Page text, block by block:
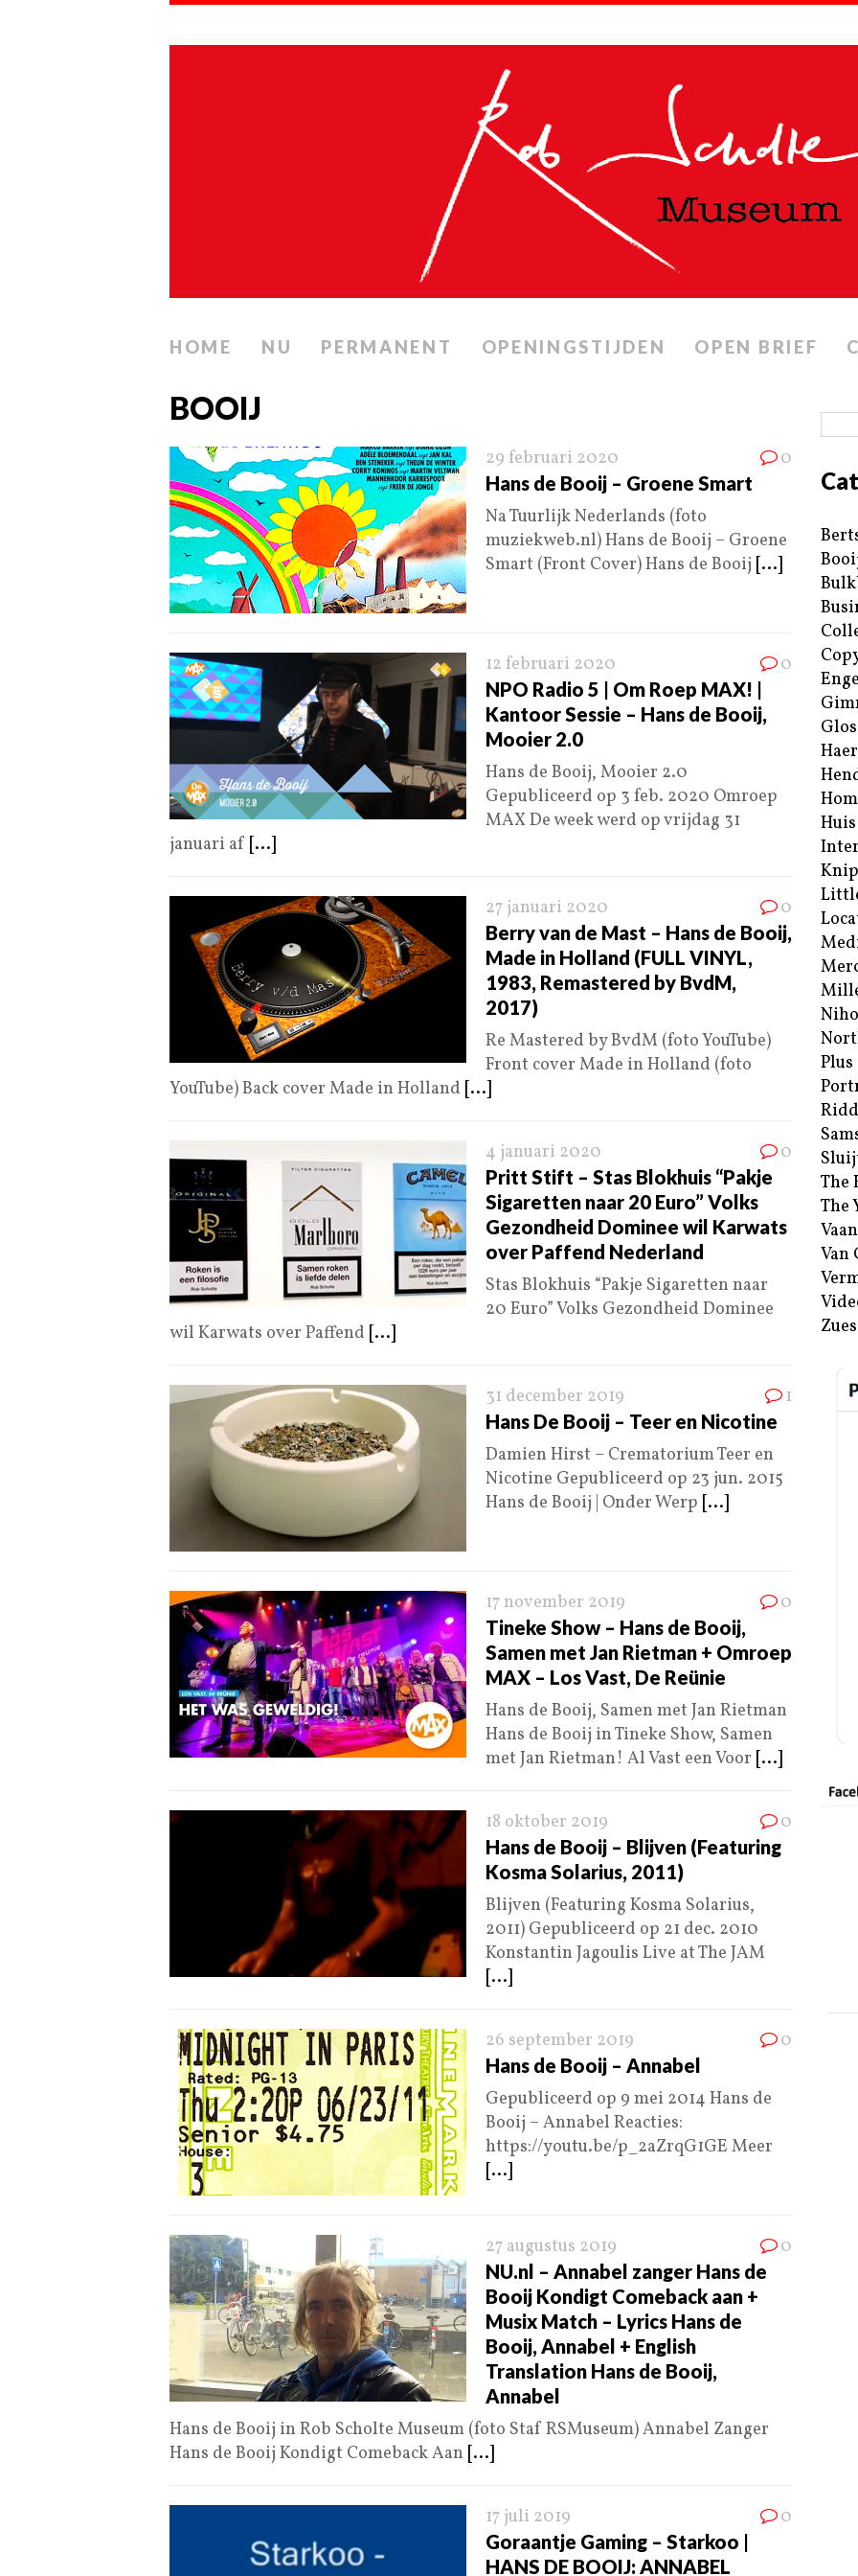
HOME NU PERMANENT OPENINGSTIJDEN OPEN BRIEF
BOOIJ
29 februari 2020 0
Hans de Booij – Groene Smart
Na Tuurlijk Nederlands (foto
muziekweb.nl) Hans de Booij – Groene
Smart (Front Cover) Hans de Booij [...]
12 februari 2020 0
NPO Radio 5 | Om Roep MAX! |
Kantoor Sessie – Hans de Booij,
Mooier 2.0
Hans de Booij, Mooier 2.0
Gepubliceerd op 3 feb. 2020 Omroep
MAX De week werd op vrijdag 31
januari af [...]
27 januari 2020 0
Berry van de Mast – Hans de Booij,
Made in Holland (FULL VINYL,
1983, Remastered by BvdM,
2017)
Re Mastered by BvdM (foto YouTube)
Front cover Made in Holland (foto
YouTube) Back cover Made in Holland [...]
4 januari 2020 0
Pritt Stift – Stas Blokhuis “Pakje
Sigaretten naar 20 Euro” Volks
Gezondheid Dominee wil Karwats
over Paffend Nederland
Stas Blokhuis “Pakje Sigaretten naar
20 Euro” Volks Gezondheid Dominee
wil Karwats over Paffend [...]
31 december 2019 1
Hans De Booij – Teer en Nicotine
Damien Hirst – Crematorium Teer en
Nicotine Gepubliceerd op 23 jun. 2015
Hans de Booij | Onder Werp [...]
17 november 2019 0
Tineke Show – Hans de Booij,
Samen met Jan Rietman + Omroep
MAX – Los Vast, De Reünie
Hans de Booij, Samen met Jan Rietman
Hans de Booij in Tineke Show, Samen
met Jan Rietman! Al Vast een Voor [...]
18 oktober 2019 0
Hans de Booij – Blijven (Featuring
Kosma Solarius, 2011)
Blijven (Featuring Kosma Solarius,
2011) Gepubliceerd op 21 dec. 2010
Konstantin Jagoulis Live at The JAM
[...]
26 september 2019 0
Hans de Booij – Annabel
Gepubliceerd op 9 mei 2014 Hans de
Booij – Annabel Reacties:
https://youtu.be/p_2aZrqG1GE Meer
[...]
27 augustus 2019 0
NU.nl – Annabel zanger Hans de
Booij Kondigt Comeback aan +
Musix Match – Lyrics Hans de
Booij, Annabel + English
Translation Hans de Booij,
Annabel
Hans de Booij in Rob Scholte Museum (foto Staf RSMuseum) Annabel Zanger
Hans de Booij Kondigt Comeback Aan [...]
17 juli 2019 0
Goraantje Gaming – Starkoo |
HANS DE BOOIJ: ANNABEL
Plus
The
The
Van